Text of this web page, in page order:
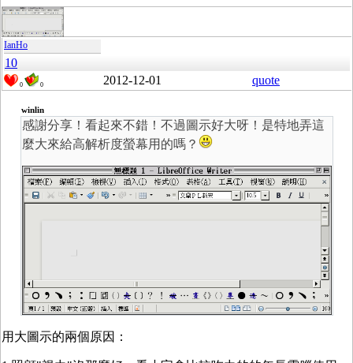
IanHo
10
0 0 2012-12-01 quote
winlin
感謝分享！看起來不錯！不過圖示好大呀！是特地弄這
麼大來給高解析度螢幕用的嗎？
用大圖示的兩個原因：